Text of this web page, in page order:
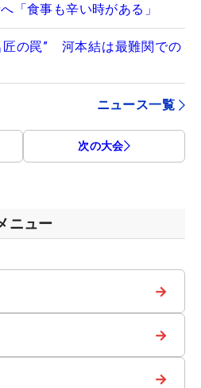
「食事も辛い時がある」
匠の罠” 河本結は最難関での
ニュース一覧
次の大会
ニュー
→
→
→